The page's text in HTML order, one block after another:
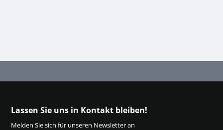
Lassen Sie uns in Kontakt bleiben!
Melden Sie sich für unseren Newsletter an